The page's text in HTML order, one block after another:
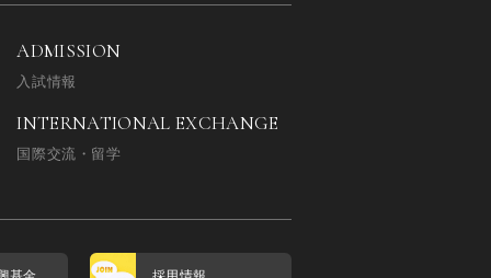
ADMISSION
入試情報
INTERNATIONAL EXCHANGE
国際交流・留学